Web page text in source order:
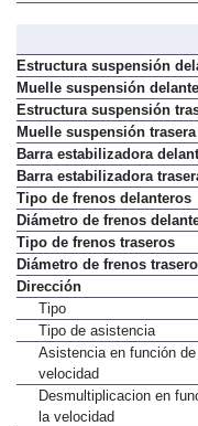
Estructura suspensión
Muelle suspensión
Estructura suspensión
Muelle suspensión trasera
Barra estabilizadora
Barra estabilizadora
Tipo de frenos delanteros
Diámetro de frenos
Tipo de frenos traseros
Diámetro de frenos
Dirección
Tipo
Tipo de asistencia
Asistencia en función de
velocidad
Desmultiplicacion en
la velocidad